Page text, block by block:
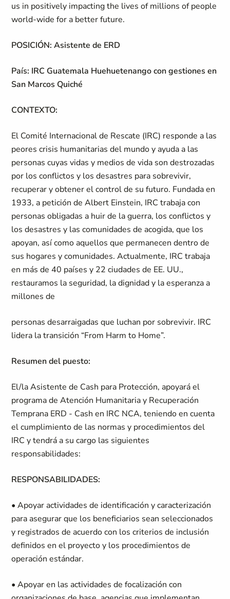
us in positively impacting the lives of millions of people
world-wide for a better future.
POSICIÓN: Asistente de ERD
País: IRC Guatemala Huehuetenango con gestiones en
San Marcos Quiché
CONTEXTO:
El Comité Internacional de Rescate (IRC) responde a las
peores crisis humanitarias del mundo y ayuda a las
personas cuyas vidas y medios de vida son destrozadas
por los conflictos y los desastres para sobrevivir,
recuperar y obtener el control de su futuro. Fundada en
1933, a petición de Albert Einstein, IRC trabaja con
personas obligadas a huir de la guerra, los conflictos y
los desastres y las comunidades de acogida, que los
apoyan, así como aquellos que permanecen dentro de
sus hogares y comunidades. Actualmente, IRC trabaja
en más de 40 países y 22 ciudades de EE. UU.,
restauramos la seguridad, la dignidad y la esperanza a
millones de
personas desarraigadas que luchan por sobrevivir. IRC
lidera la transición “From Harm to Home”.
Resumen del puesto:
El/la Asistente de Cash para Protección, apoyará el
programa de Atención Humanitaria y Recuperación
Temprana ERD - Cash en IRC NCA, teniendo en cuenta
el cumplimiento de las normas y procedimientos del
IRC y tendrá a su cargo las siguientes
responsabilidades:
RESPONSABILIDADES:
• Apoyar actividades de identificación y caracterización
para asegurar que los beneficiarios sean seleccionados
y registrados de acuerdo con los criterios de inclusión
definidos en el proyecto y los procedimientos de
operación estándar.
• Apoyar en las actividades de focalización con